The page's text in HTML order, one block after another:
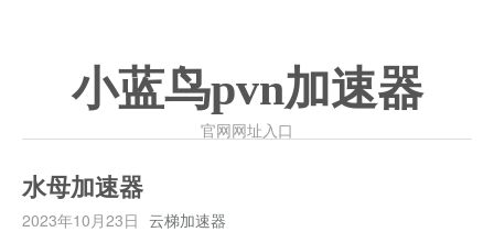
小蓝鸟pvn加速器
官网网址入口
水母加速器
2023年10月23日 云梯加速器